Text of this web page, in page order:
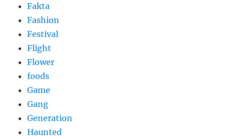
Fakta
Fashion
Festival
Flight
Flower
foods
Game
Gang
Generation
Haunted